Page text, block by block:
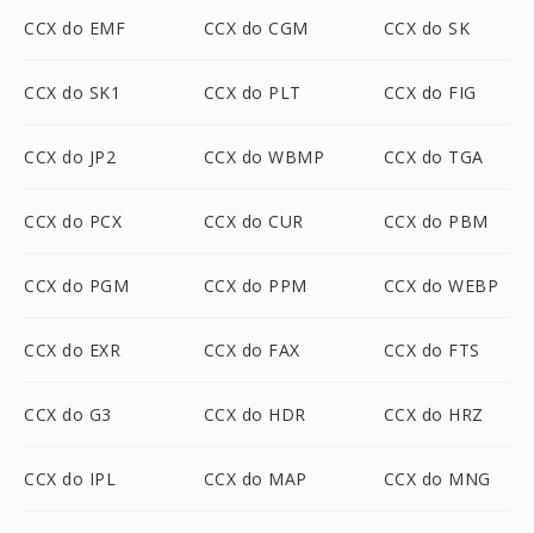
CCX do EMF CCX do CGM CCX do SK
CCX do SK1 CCX do PLT CCX do FIG
CCX do JP2 CCX do WBMP CCX do TGA
CCX do PCX CCX do CUR CCX do PBM
CCX do PGM CCX do PPM CCX do WEBP
CCX do EXR CCX do FAX CCX do FTS
CCX do G3 CCX do HDR CCX do HRZ
CCX do IPL CCX do MAP CCX do MNG